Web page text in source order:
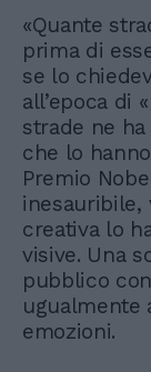
«Quante
prima di
se lo
all’epoca di
strade ne
che lo
Premio
inesauribile,
creativa lo
visive. Una
pubblico
ugualmente
emozioni.